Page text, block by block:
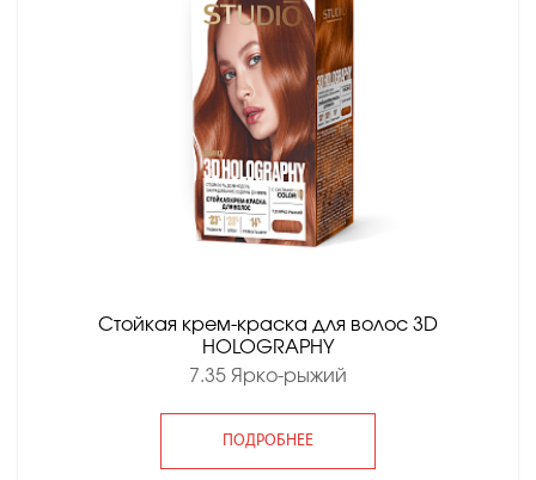
Стойкая крем-краска для волос 3D
HOLOGRAPHY
7.35 Ярко-рыжий
ПОДРОБНЕЕ